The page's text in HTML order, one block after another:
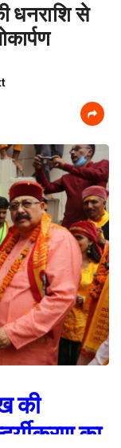
धनराशि से
की
का